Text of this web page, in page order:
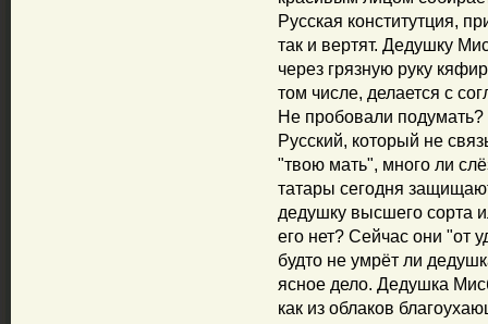
Русская конститутция,
так и вертят. Дедушку
через грязную руку
том числе, делается с
Не пробовали
Русский, который не
"твою мать", много ли
татары сегодня
дедушку высшего сорта
его нет? Сейчас они "от
будто не умрёт ли
ясное дело. Дедушка
как из облаков